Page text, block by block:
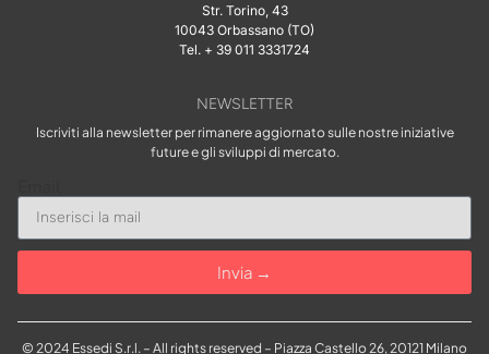
Str. Torino, 43
10043 Orbassano (TO)
Tel. + 39 011 3331724
NEWSLETTER
Iscriviti alla newsletter per rimanere aggiornato sulle nostre iniziative
future e gli sviluppi di mercato.
Invia →
© 2024 Essedi S.r.l. – All rights reserved – Piazza Castello 26, 20121 Milano